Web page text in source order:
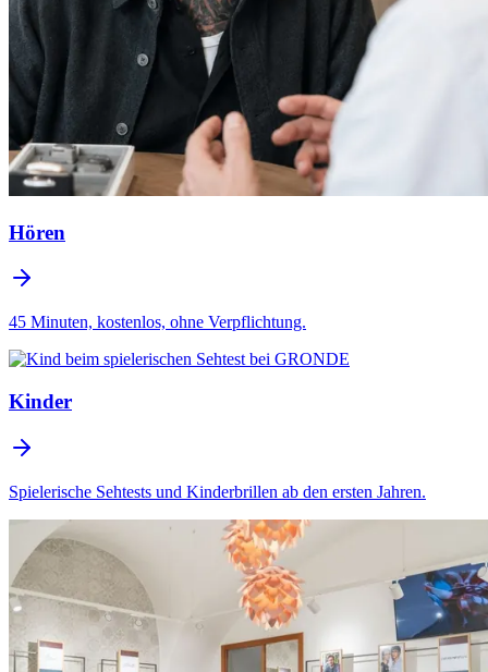
Hören
45 Minuten, kostenlos, ohne Verpflichtung.
Kinder
Spielerische Sehtests und Kinderbrillen ab den ersten Jahren.